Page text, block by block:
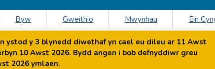
Byw Gweithio Mwynhau Ein
ystod y 3 blynedd diwethaf yn cael eu dileu ar 11 Awst
10 Awst 2026. Bydd angen i bob defnyddiwr greu
2026 ymlaen.